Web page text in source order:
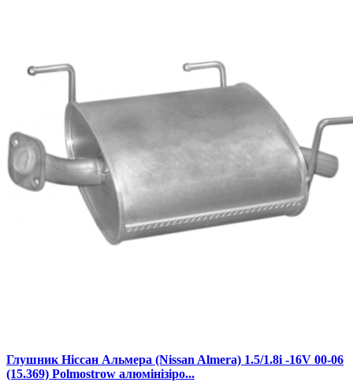
Глушник Ніссан Альмера (Nissan Almera) 1.5/1.8i -16V 00-06
(15.369) Polmostrow алюмінізіро...